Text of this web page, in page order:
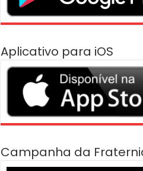
Aplicativo para iOS
Campanha da